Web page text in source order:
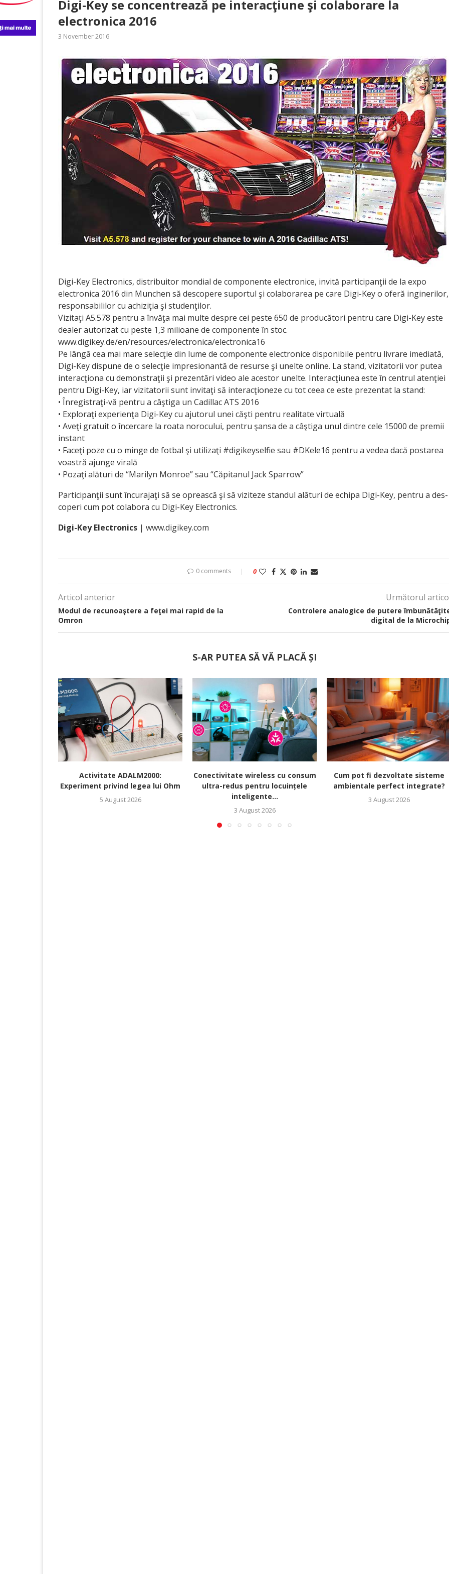
Digi-Key se concentrează pe interacţiune şi colaborare la
electronica 2016
3 November 2016
Digi-Key Electronics, distribuitor mondial de componente electronice, invită participanţii de la expo
electronica 2016 din Munchen să descopere suportul şi colaborarea pe care Digi-Key o oferă inginerilor,
responsabililor cu achiziţia şi studenţilor.
Vizitaţi A5.578 pentru a învăţa mai multe despre cei peste 650 de producători pentru care Digi-Key este
dealer autorizat cu peste 1,3 milioane de componente în stoc.
www.digikey.de/en/resources/electronica/electronica16
Pe lângă cea mai mare selecţie din lume de componente electronice disponibile pentru livrare imediată,
Digi-Key dispune de o selecţie impre­sionantă de resurse şi unelte online. La stand, vizitato­rii vor putea
interacţiona cu demonstraţii şi prezentări video ale acestor unelte. Interacţiunea este în centrul atenţiei
pentru Digi-Key, iar vizitatorii sunt invitaţi să interacţioneze cu tot ceea ce este prezentat la stand:
• Înregistraţi-vă pentru a câştiga un Cadillac ATS 2016
• Exploraţi experienţa Digi-Key cu ajutorul unei căşti pentru realitate virtuală
• Aveţi gratuit o încercare la roata norocului, pentru şansa de a câştiga unul dintre cele 15000 de premii
instant
• Faceţi poze cu o minge de fotbal şi utilizaţi #digikeyselfie sau #DKele16 pentru a vedea dacă postarea
voastră ajunge virală
• Pozaţi alături de “Marilyn Monroe” sau “Căpitanul Jack Sparrow”
Participanţii sunt încurajaţi să se oprească şi să vizi­teze standul alături de echipa Digi-Key, pentru a des­
coperi cum pot colabora cu Digi-Key Electronics.
Digi-Key Electronics | www.digikey.com
0 comments 0
Articol anterior
Modul de recunoaştere a feţei mai rapid de la
Omron
Următorul
Controlere analogice de putere
digital de la
S-AR PUTEA SĂ VĂ PLACĂ ȘI
Activitate ADALM2000:
Experiment privind legea lui Ohm
5 August 2026
Conectivitate wireless cu consum
ultra-redus pentru locuințele
inteligente...
3 August 2026
Cum pot fi dezvoltate sisteme
ambientale perfect integrate?
3 August 2026